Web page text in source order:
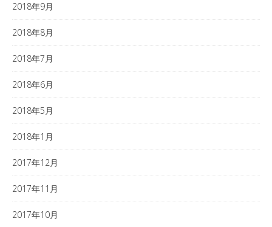
2018年9月
2018年8月
2018年7月
2018年6月
2018年5月
2018年1月
2017年12月
2017年11月
2017年10月